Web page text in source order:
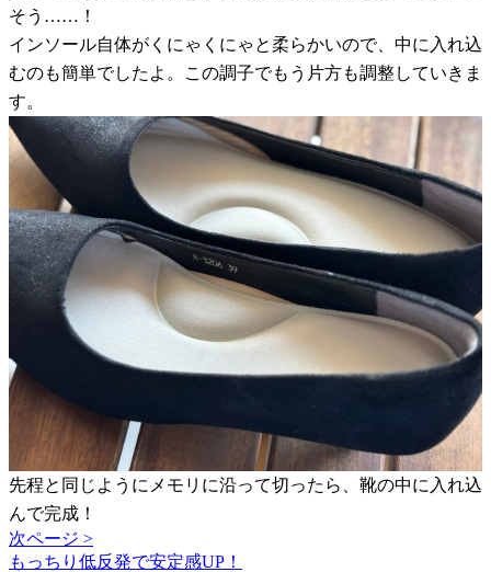
そう……！
インソール自体がくにゃくにゃと柔らかいので、中に入れ込
むのも簡単でしたよ。この調子でもう片方も調整していきま
す。
先程と同じようにメモリに沿って切ったら、靴の中に入れ込
んで完成！
次ページ >
もっちり低反発で安定感UP！